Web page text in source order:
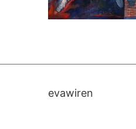
evawiren